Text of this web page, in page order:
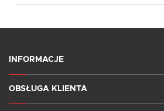
INFORMACJE
OBSŁUGA KLIENTA